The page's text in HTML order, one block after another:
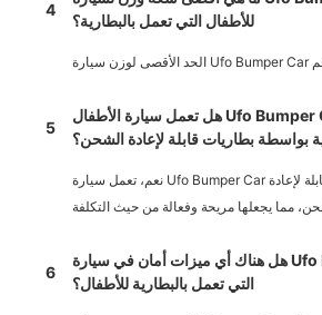
4
للأطفال التي تعمل بالبطارية؟
5
هل تعمل سيارة الأطفال Ufo Bumper Car التي تعمل
بواسطة بطاريات قابلة لإعادة الشحن؟
نعم، تعمل سيارة Ufo Bumper Car بالبطاريات القابلة لإعادة
6
هل هناك أي ميزات أمان في سيارة Ufo Bumper Car
التي تعمل بالبطارية للأطفال؟